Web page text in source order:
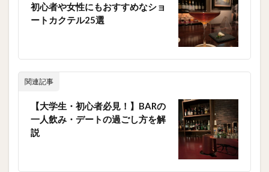
初心者や女性にもおすすめなショ
ートカクテル25選
関連記事
【大学生・初心者必見！】BARの
一人飲み・デートの過ごし方を解
説